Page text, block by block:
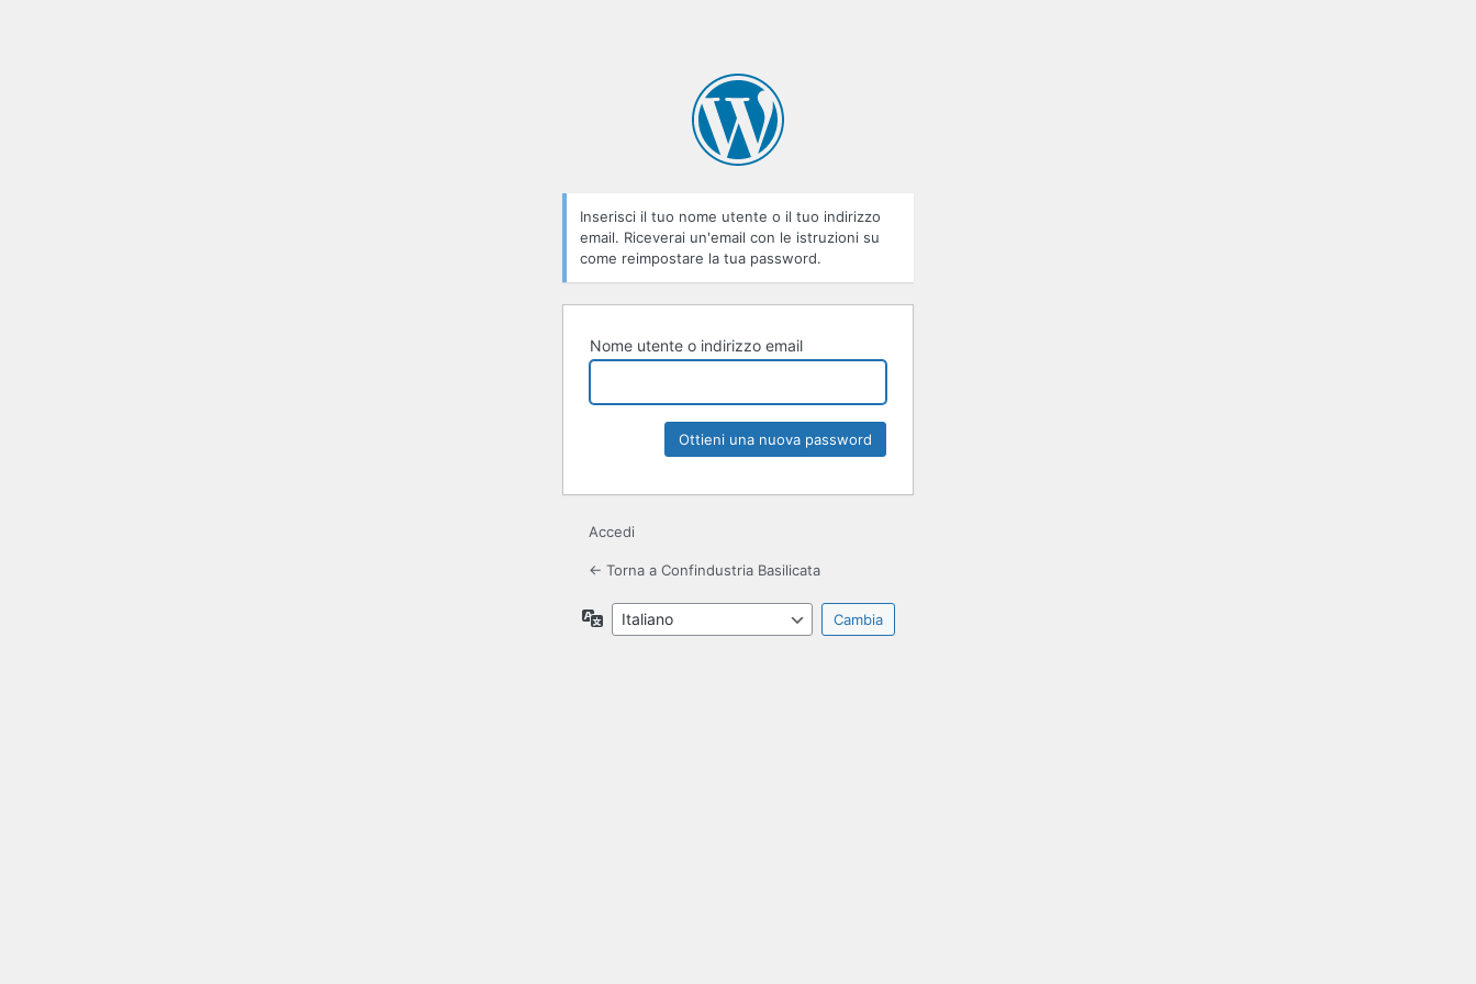
Inserisci il tuo nome utente o il tuo indirizzo
email. Riceverai un'email con le istruzioni su
come reimpostare la tua password.
Nome utente o indirizzo email
Accedi
← Torna a Confindustria Basilicata
Lingua